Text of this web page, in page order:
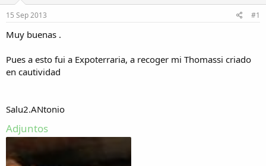
d
o
r
l
t
a
i
15 Sep 2013 #1
Muy buenas .
Pues a esto fui a Expoterraria, a recoger mi Thomassi criado
en cautividad
Salu2.ANtonio
Adjuntos